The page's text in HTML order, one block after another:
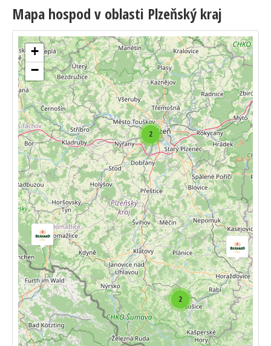
Mapa hospod v oblasti Plzeňský kraj
2
2
+
−